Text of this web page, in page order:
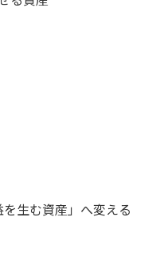
生む資産」へ変える